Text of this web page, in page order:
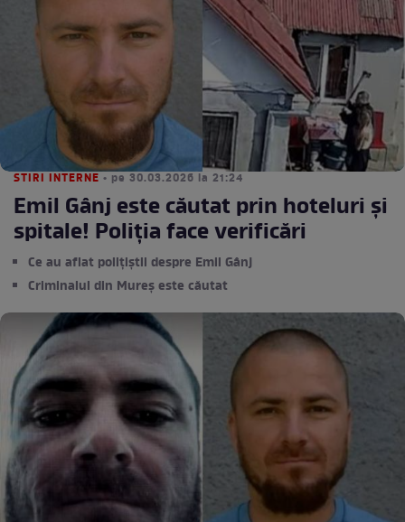
STIRI INTERNE • pe 30.03.2026 la 21:24
Emil Gânj este căutat prin hoteluri și
spitale! Poliția face verificări
Ce au aflat polițiștii despre Emil Gânj
Criminalul din Mureș este căutat